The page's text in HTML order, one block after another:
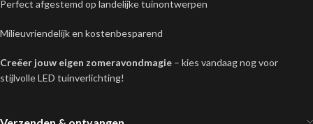
Perfect afgestemd op landelijke tuinontwerpen
Milieuvriendelijk en kostenbesparend
Creëer jouw eigen zomeravondmagie – kies vandaag nog voor
stijlvolle LED tuinverlichting!